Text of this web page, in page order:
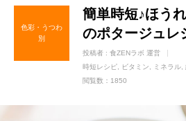
色彩・うつわ
別
簡単時短♪ほう
のポタージュ
投稿者 : 食ZENラボ 運営
時短レシピ
ビタミン ミネラル
閲覧数：1850